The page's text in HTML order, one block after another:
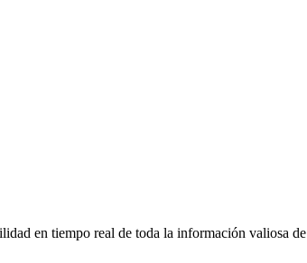
en tiempo real de toda la información valiosa